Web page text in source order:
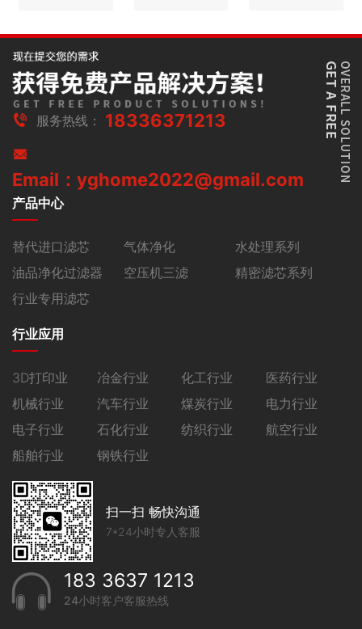
服务热线： 18336371213
Email：yghome2022@gmail.com
产品中心
替代进口滤芯 气体净化
水处理系列
油品净化过滤器
空压机三滤
精密滤芯系列
行业专用滤芯
行业应用
3D打印业 冶金行业 化工行业
医药行业
机械行业
汽车行业 煤炭行业
电力行业
电子行业
石化行业 纺织行业
航空行业
船舶行业
钢铁行业
扫一扫 畅快沟通
7*24小时专人客服
183 3637 1213
24小时客户客服热线